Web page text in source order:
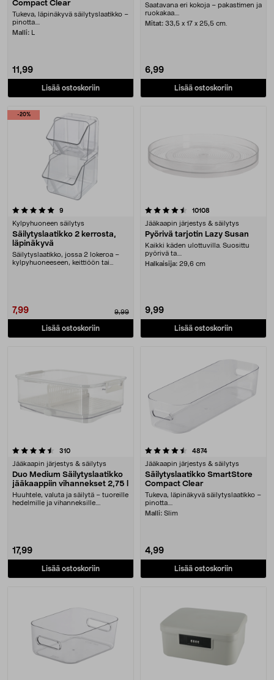
Compact Clear
Tukeva, läpinäkyvä säilytyslaatikko –
pinotta....
Malli:
11,99
Lisää ostoskoriin
Saatavana eri kokoja – pakastimen ja
ruokakaa....
Mitat: 33,5 x 17 x 25,5 cm.
6,99
Lisää ostoskoriin
-20%
9
Kylpyhuoneen säilytys
Säilytyslaatikko 2 kerrosta,
läpinäkyvä
Säilytyslaatikko, jossa 2 lokeroa –
kylpyhuoneeseen, keittiöön tai
7,99 9,99
Lisää ostoskoriin
4.5 viidestä tähdestä 10108
Jääkaapin järjestys & säilytys
Pyörivä tarjotin Lazy Susan
Kaikki käden ulottuvilla. Suosittu
pyörivä ta....
Halkaisija: 29,6 cm
9,99
Lisää ostoskoriin
310arvostelut
Jääkaapin järjestys & säilytys
Duo Medium Säilytyslaatikko
jääkaappiin vihannekset 2,75 l
Huuhtele, valuta ja säilytä – tuoreille
hedelmille ja vihanneksille.
17,99
Lisää ostoskoriin
4.5 viidestä tähdestä 4874arvostelut
Jääkaapin järjestys & säilytys
Säilytyslaatikko SmartStore
Compact Clear
Tukeva, läpinäkyvä säilytyslaatikko –
pinotta....
Malli: Slim
4,99
Lisää ostoskoriin